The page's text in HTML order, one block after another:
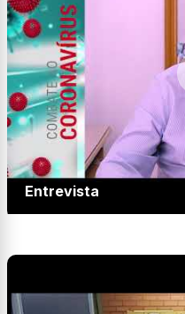
Entrevista